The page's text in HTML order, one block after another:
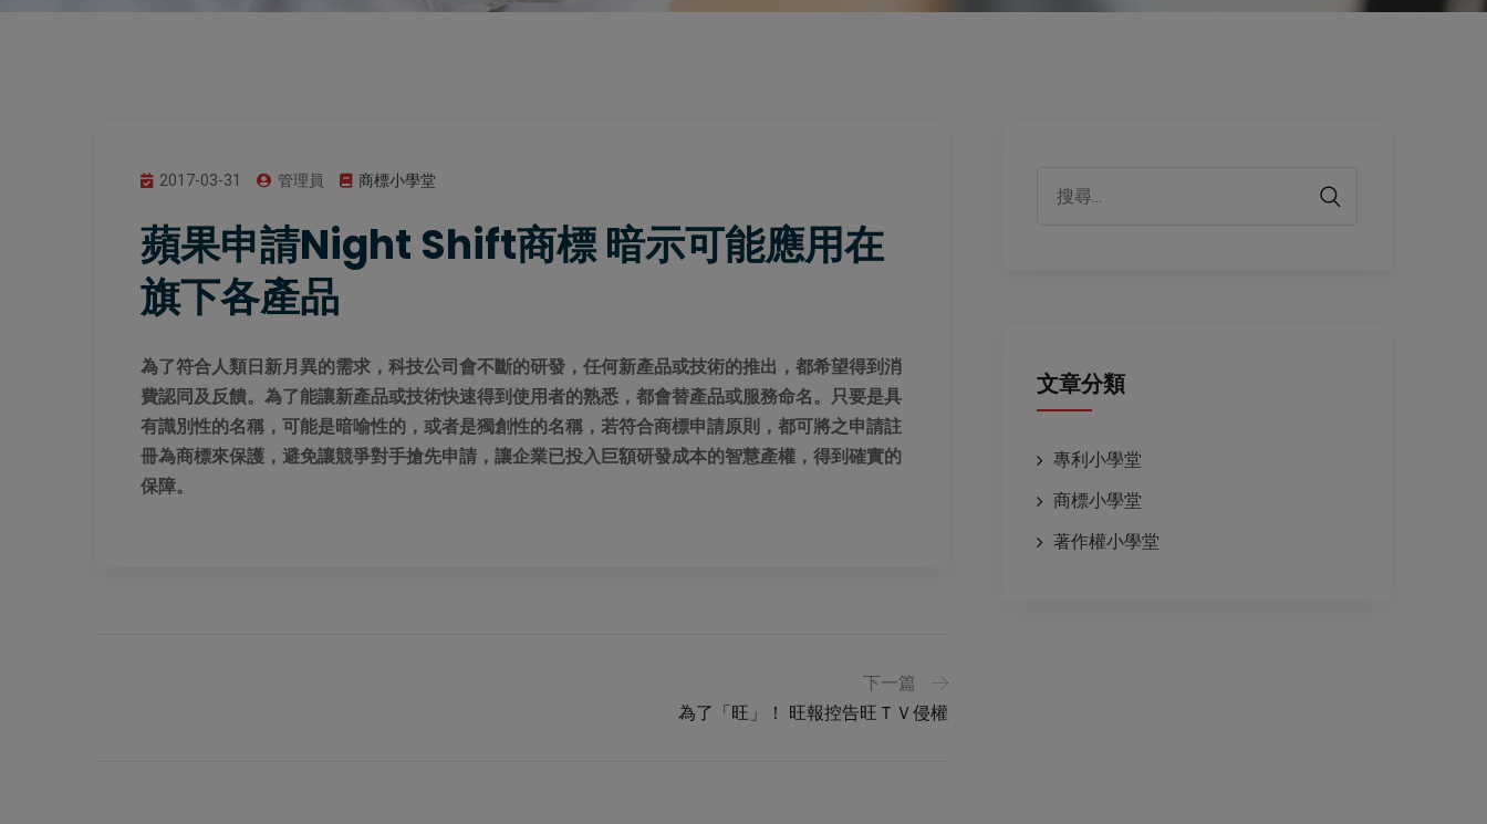
2017-03-31 管理員 商標小學堂
蘋果申請Night Shift商標 暗示可能應用在
旗下各產品
為了符合人類日新月異的需求，科技公司會不斷的研發，任何新產品或技術的推出，都希望得到消
費認同及反饋。為了能讓新產品或技術快速得到使用者的熟悉，都會替產品或服務命名。只要是具
有識別性的名稱，可能是暗喻性的，或者是獨創性的名稱，若符合商標申請原則，都可將之申請註
冊為商標來保護，避免讓競爭對手搶先申請，讓企業已投入巨額研發成本的智慧產權，得到確實的
保障。
下一篇
為了「旺」！ 旺報控告旺ＴＶ侵權
文章分類
專利小學堂
商標小學堂
著作權小學堂